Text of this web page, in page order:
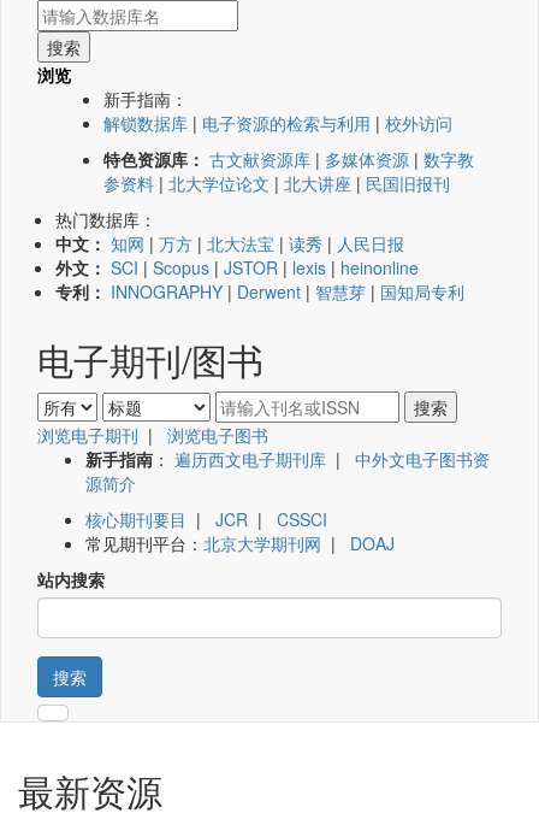
浏览
新手指南：
解锁数据库 | 电子资源的检索与利用 | 校外访问
特色资源库： 古文献资源库 | 多媒体资源 | 数字教
参资料 | 北大学位论文 | 北大讲座 | 民国旧报刊
热门数据库：
中文： 知网 | 万方 | 北大法宝 | 读秀 | 人民日报
外文： SCI | Scopus | JSTOR | lexis | heinonline
专利： INNOGRAPHY | Derwent | 智慧芽 | 国知局专利
电子期刊/图书
浏览电子期刊 | 浏览电子图书
新手指南 ： 遍历西文电子期刊库 | 中外文电子图书资
源简介
核心期刊要目 | JCR | CSSCI
常见期刊平台： 北京大学期刊网 | DOAJ
站内搜索
搜索
最新资源